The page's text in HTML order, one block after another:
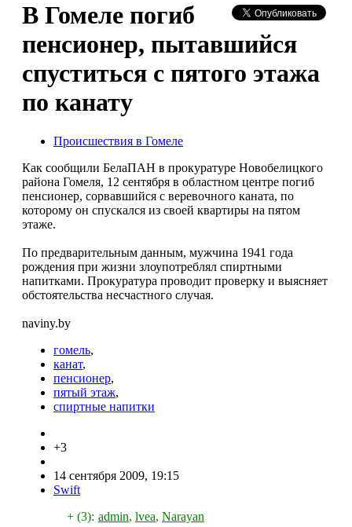
В Гомеле погиб
пенсионер, пытавшийся
спуститься с пятого этажа
по канату
Происшествия в Гомеле
Как сообщили БелаПАН в прокуратуре Новобелицкого
района Гомеля, 12 сентября в областном центре погиб
пенсионер, сорвавшийся с веревочного каната, по
которому он спускался из своей квартиры на пятом
этаже.
По предварительным данным, мужчина 1941 года
рождения при жизни злоупотреблял спиртными
напитками. Прокуратура проводит проверку и выясняет
обстоятельства несчастного случая.
naviny.by
гомель,
канат,
пенсионер,
пятый этаж,
спиртные напитки
+3
14 сентября 2009, 19:15
Swift
+ (3): admin, lvea, Narayan